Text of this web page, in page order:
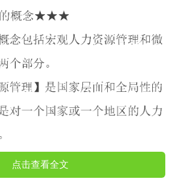
点击查看全文